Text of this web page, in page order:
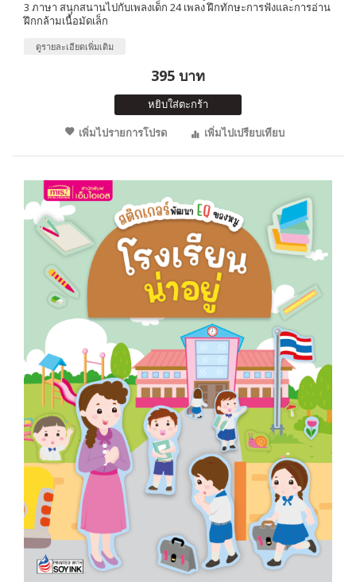
3 ภาษา สนุกสนานไปกับเพลงเด็ก 24 เพลง ฝึกทักษะการฟังและการอ่าน
ฝึกกล้ามเนื้อมัดเล็ก
ดูรายละเอียดเพิ่มเติม
395 บาท
หยิบใส่ตะกร้า
เพิ่มไปรายการโปรด
เพิ่มไปเปรียบเทียบ